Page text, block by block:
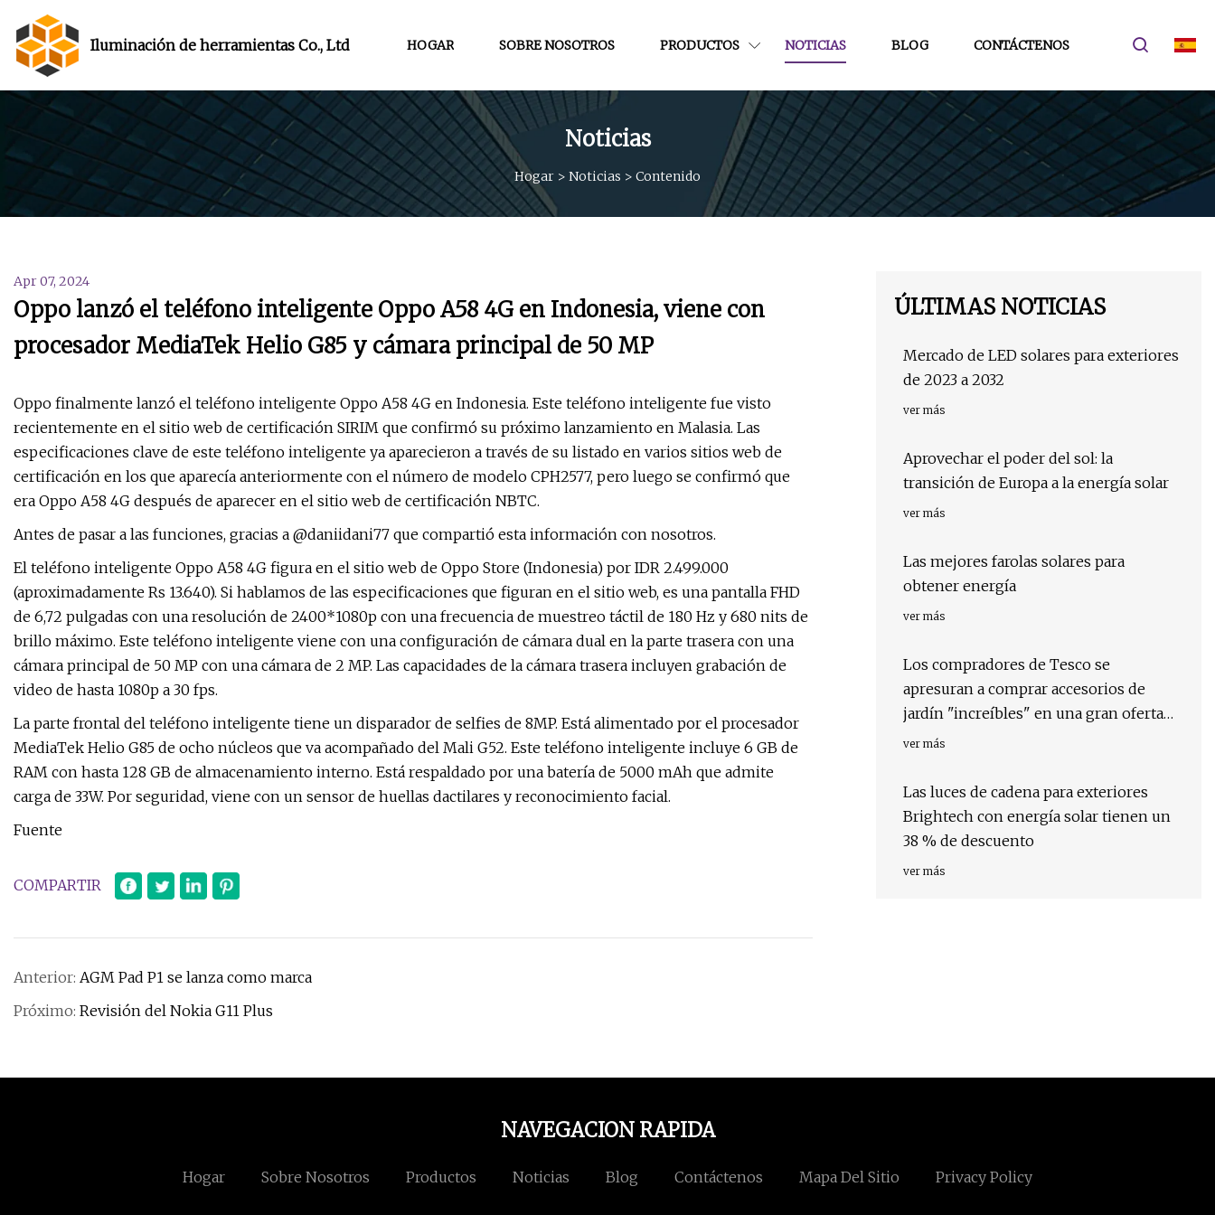
Iluminación de herramientas Co., Ltd HOGAR SOBRE NOSOTROS PRODUCTOS NOTICIAS BLOG CONTÁCTENOS
Noticias
Hogar > Noticias > Contenido
Apr 07, 2024
Oppo lanzó el teléfono inteligente Oppo A58 4G en Indonesia, viene con
procesador MediaTek Helio G85 y cámara principal de 50 MP
Oppo finalmente lanzó el teléfono inteligente Oppo A58 4G en Indonesia. Este teléfono inteligente fue visto
recientemente en el sitio web de certificación SIRIM que confirmó su próximo lanzamiento en Malasia. Las
especificaciones clave de este teléfono inteligente ya aparecieron a través de su listado en varios sitios web de
certificación en los que aparecía anteriormente con el número de modelo CPH2577, pero luego se confirmó que
era Oppo A58 4G después de aparecer en el sitio web de certificación NBTC.
Antes de pasar a las funciones, gracias a @daniidani77 que compartió esta información con nosotros.
El teléfono inteligente Oppo A58 4G figura en el sitio web de Oppo Store (Indonesia) por IDR 2.499.000
(aproximadamente Rs 13.640). Si hablamos de las especificaciones que figuran en el sitio web, es una pantalla FHD
de 6,72 pulgadas con una resolución de 2400*1080p con una frecuencia de muestreo táctil de 180 Hz y 680 nits de
brillo máximo. Este teléfono inteligente viene con una configuración de cámara dual en la parte trasera con una
cámara principal de 50 MP con una cámara de 2 MP. Las capacidades de la cámara trasera incluyen grabación de
video de hasta 1080p a 30 fps.
La parte frontal del teléfono inteligente tiene un disparador de selfies de 8MP. Está alimentado por el procesador
MediaTek Helio G85 de ocho núcleos que va acompañado del Mali G52. Este teléfono inteligente incluye 6 GB de
RAM con hasta 128 GB de almacenamiento interno. Está respaldado por una batería de 5000 mAh que admite
carga de 33W. Por seguridad, viene con un sensor de huellas dactilares y reconocimiento facial.
Fuente
COMPARTIR
Anterior: AGM Pad P1 se lanza como marca
Próximo: Revisión del Nokia G11 Plus
ÚLTIMAS NOTICIAS
Mercado de LED solares para exteriores
de 2023 a 2032
ver más
Aprovechar el poder del sol: la
transición de Europa a la energía solar
ver más
Las mejores farolas solares para
obtener energía
ver más
Los compradores de Tesco se
apresuran a comprar accesorios de
jardín "increíbles" en una gran oferta
de liquidación con hasta un 50% de
ver más
Las luces de cadena para exteriores
Brightech con energía solar tienen un
38 % de descuento
ver más
NAVEGACION RAPIDA
Hogar Sobre Nosotros Productos Noticias Blog Contáctenos Mapa Del Sitio Privacy Policy